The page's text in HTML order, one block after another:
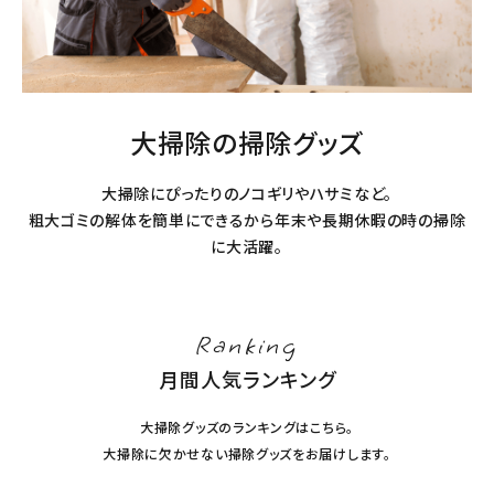
ログイン 会員登録
ブランドから探す
暑さ・紫外線対策グッズ
大掃除の掃除グッズ
大掃除にぴったりのノコギリやハサミなど。
粗大ゴミの解体を簡単にできるから年末や長期休暇の時の掃除
に大活躍。
Ranking
月間人気ランキング
大掃除グッズのランキングはこちら。
大掃除に欠かせない掃除グッズをお届けします。